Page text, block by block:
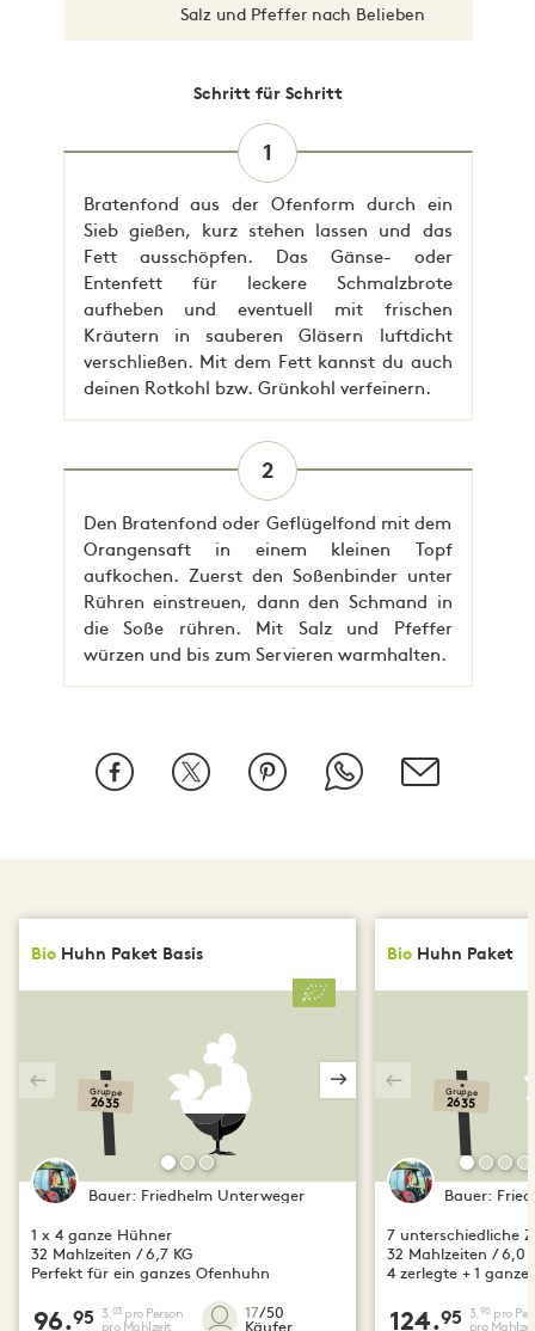
Salz und Pfeffer nach Belieben
Schritt für Schritt
1
Bratenfond aus der Ofenform durch ein
Sieb gießen, kurz stehen lassen und das
Fett ausschöpfen. Das Gänse- oder
Entenfett für leckere Schmalzbrote
aufheben und eventuell mit frischen
Kräutern in sauberen Gläsern luftdicht
verschließen. Mit dem Fett kannst du auch
deinen Rotkohl bzw. Grünkohl verfeinern.
2
Den Bratenfond oder Geflügelfond mit dem
Orangensaft in einem kleinen Topf
aufkochen. Zuerst den Soßenbinder unter
Rühren einstreuen, dann den Schmand in
die Soße rühren. Mit Salz und Pfeffer
würzen und bis zum Servieren warmhalten.
Bio Huhn Paket Basis
Gruppe
2635
Bauer: Friedhelm Unterweger
1 x 4 ganze Hühner
32 Mahlzeiten / 6,7 KG
Perfekt für ein ganzes Ofenhuhn
96.95 3. 03pro Person
pro Mahlzeit
17/50
Käufer
Bio Huhn Paket
Gruppe
2635
Bauer:
7 unterschiedliche
32 Mahlzeiten / 6,0
4 zerlegte + 1
124.95 3. 90 pro
pro